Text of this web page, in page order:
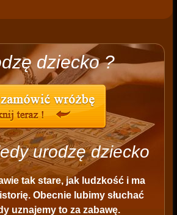
dziecko ?
urodzę dziecko
tak stare, jak ludzkość i ma
Obecnie lubimy słuchać
uznajemy to za zabawę.